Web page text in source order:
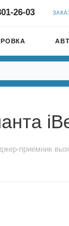
26-03
приемник